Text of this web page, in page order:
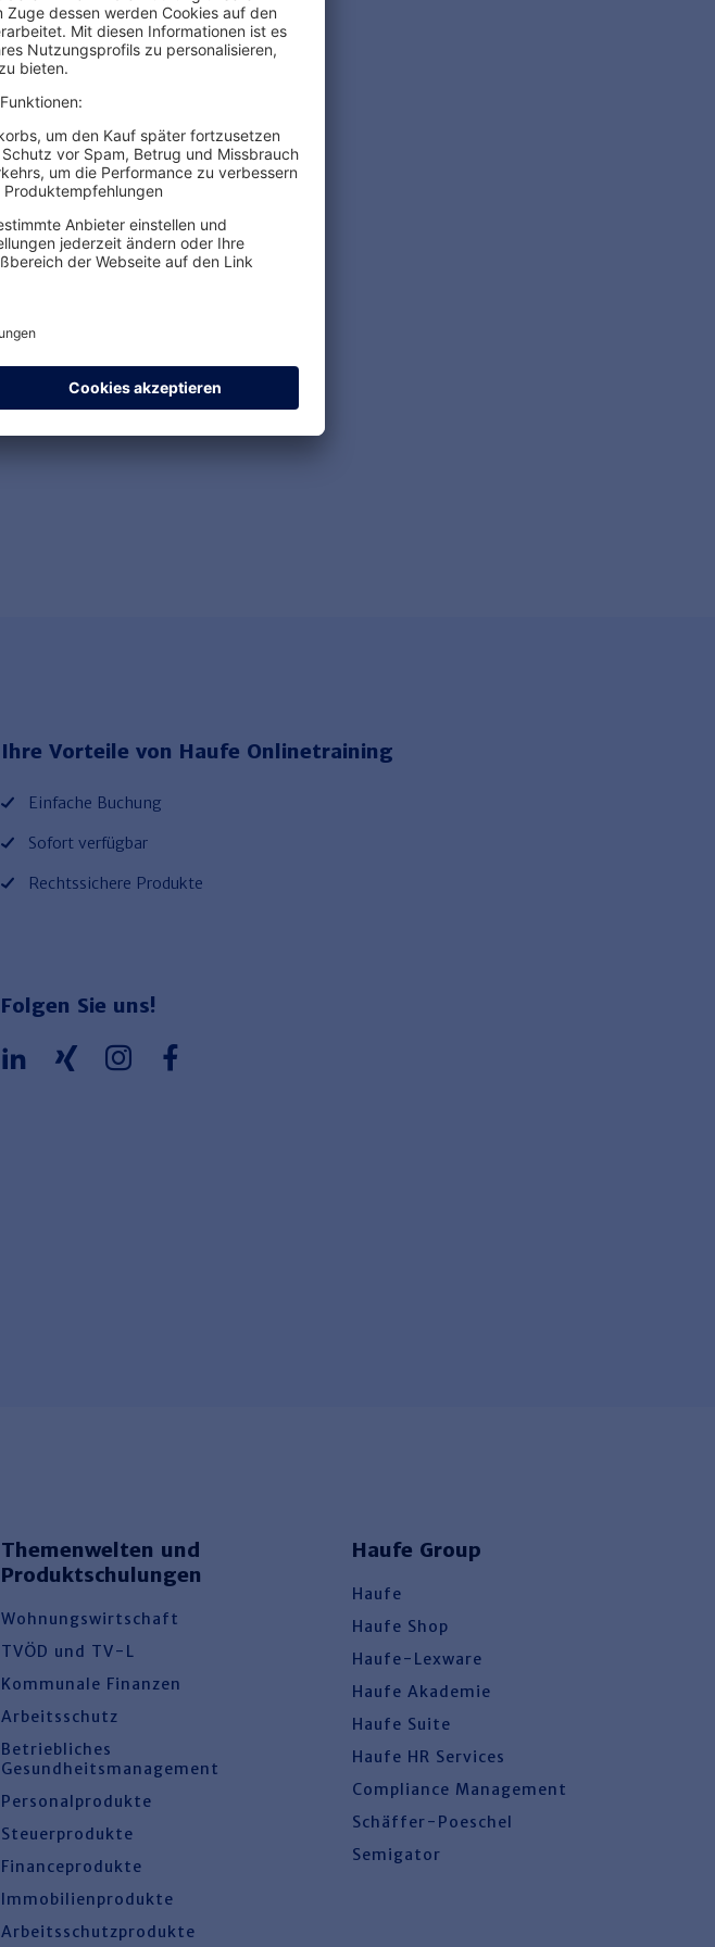
Ihre Vorteile von Haufe Onlinetraining
Einfache Buchung
Sofort verfügbar
Rechtssichere Produkte
Folgen Sie uns!
Themenwelten und
Produktschulungen
Wohnungswirtschaft
TVÖD und TV-L
Kommunale Finanzen
Arbeitsschutz
Betriebliches
Gesundheitsmanagement
Personalprodukte
Steuerprodukte
Financeprodukte
Immobilienprodukte
Arbeitsschutzprodukte
Haufe Group
Haufe
Haufe Shop
Haufe-Lexware
Haufe Akademie
Haufe Suite
Haufe HR Services
Compliance Management
Schäffer-Poeschel
Semigator